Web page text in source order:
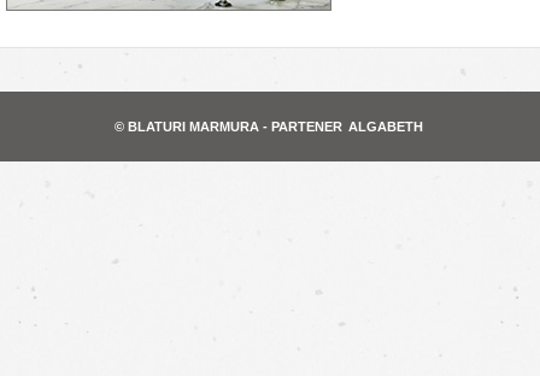
© BLATURI MARMURA - PARTENER ALGABETH